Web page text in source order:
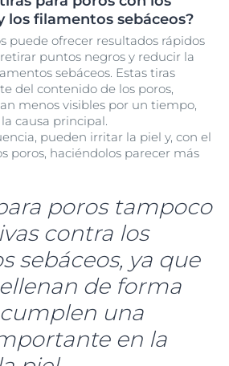
los filamentos sebáceos?
puede ofrecer resultados rápidos
puntos negros y reducir la
sebáceos. Estas tiras
del contenido de los poros,
menos visibles por un tiempo,
causa principal.
pueden irritar la piel y, con el
poros, haciéndolos parecer más
poros tampoco
contra los
sebáceos, ya que
de forma
una
en la